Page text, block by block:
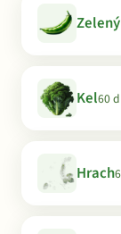
Kel60
Hrach